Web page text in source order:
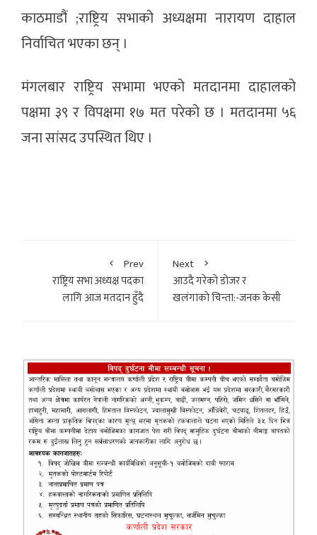
काठमाडौं ;राष्ट्रिय सभाको अध्यक्षमा नारायण दाहाल
निर्वाचित भएका छन् ।
मंगलबार राष्ट्रिय सभामा भएको मतदानमा दाहालको
पक्षमा ३९ र विपक्षमा १७ मत परेको छ । मतदानमा ५६
जना सांसद उपस्थित थिए ।
Prev
राष्ट्रिय सभा अध्यक्ष पदका
लागि आज मतदान हुँदै
Next
आउदै गरेको डोजर र
खलंगाको चिन्ता:-जनक केसी